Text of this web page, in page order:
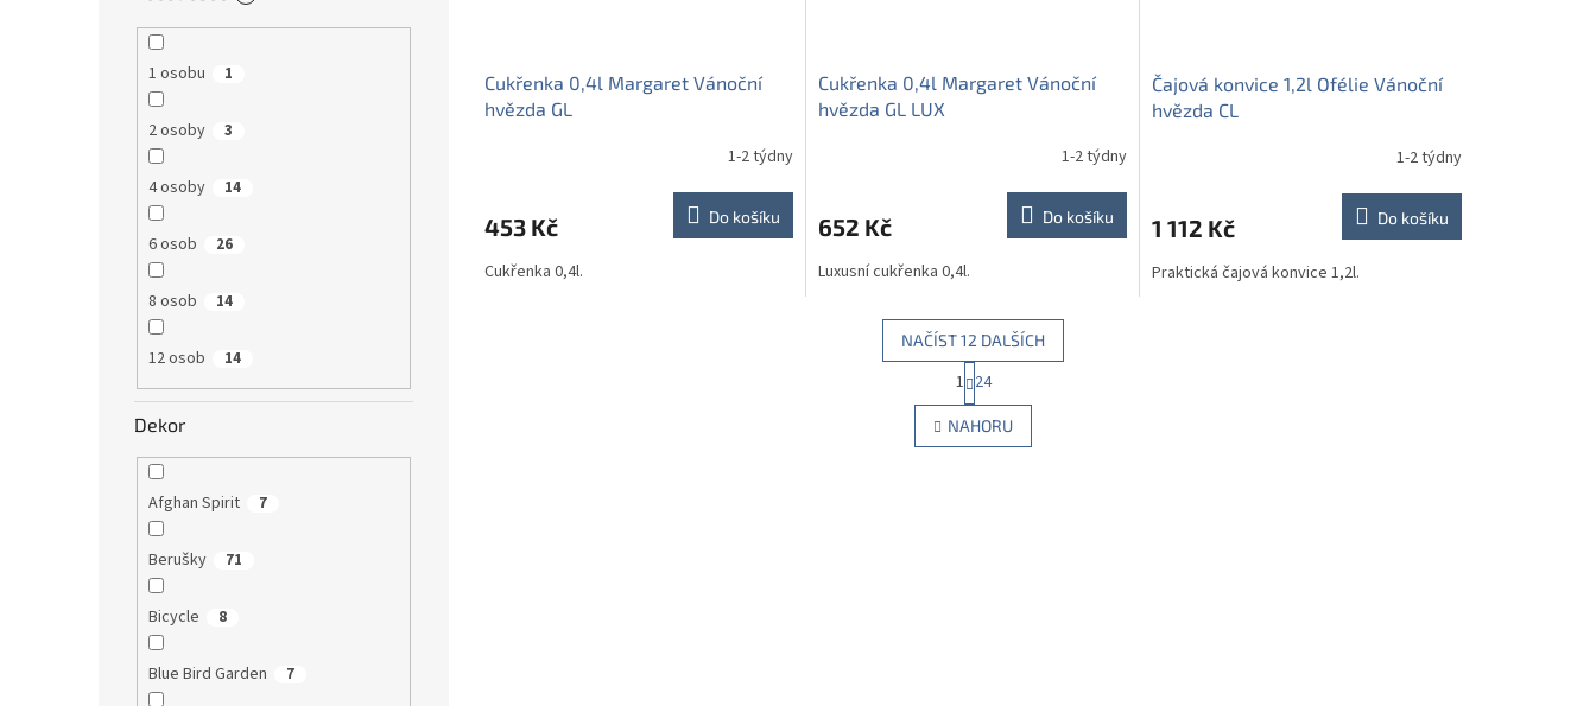
1 osobu 1
2 osoby 3
4 osoby 14
6 osob 26
8 osob 14
12 osob 14
Dekor
Afghan Spirit 7
Berušky 71
Bicycle 8
Blue Bird Garden 7
Cukřenka 0,4l Margaret Vánoční
hvězda GL
1-2 týdny
453 Kč Do košíku
Cukřenka 0,4l.
Cukřenka 0,4l Margaret Vánoční
hvězda GL LUX
1-2 týdny
652 Kč Do košíku
Luxusní cukřenka 0,4l.
Čajová konvice 1,2l Ofélie Vánoční
hvězda CL
1-2 týdny
1 112 Kč Do košíku
Praktická čajová konvice 1,2l.
O
v
l
NAČÍST 12 DALŠÍCH
S
t
r
á
n
1 24
NAHORU